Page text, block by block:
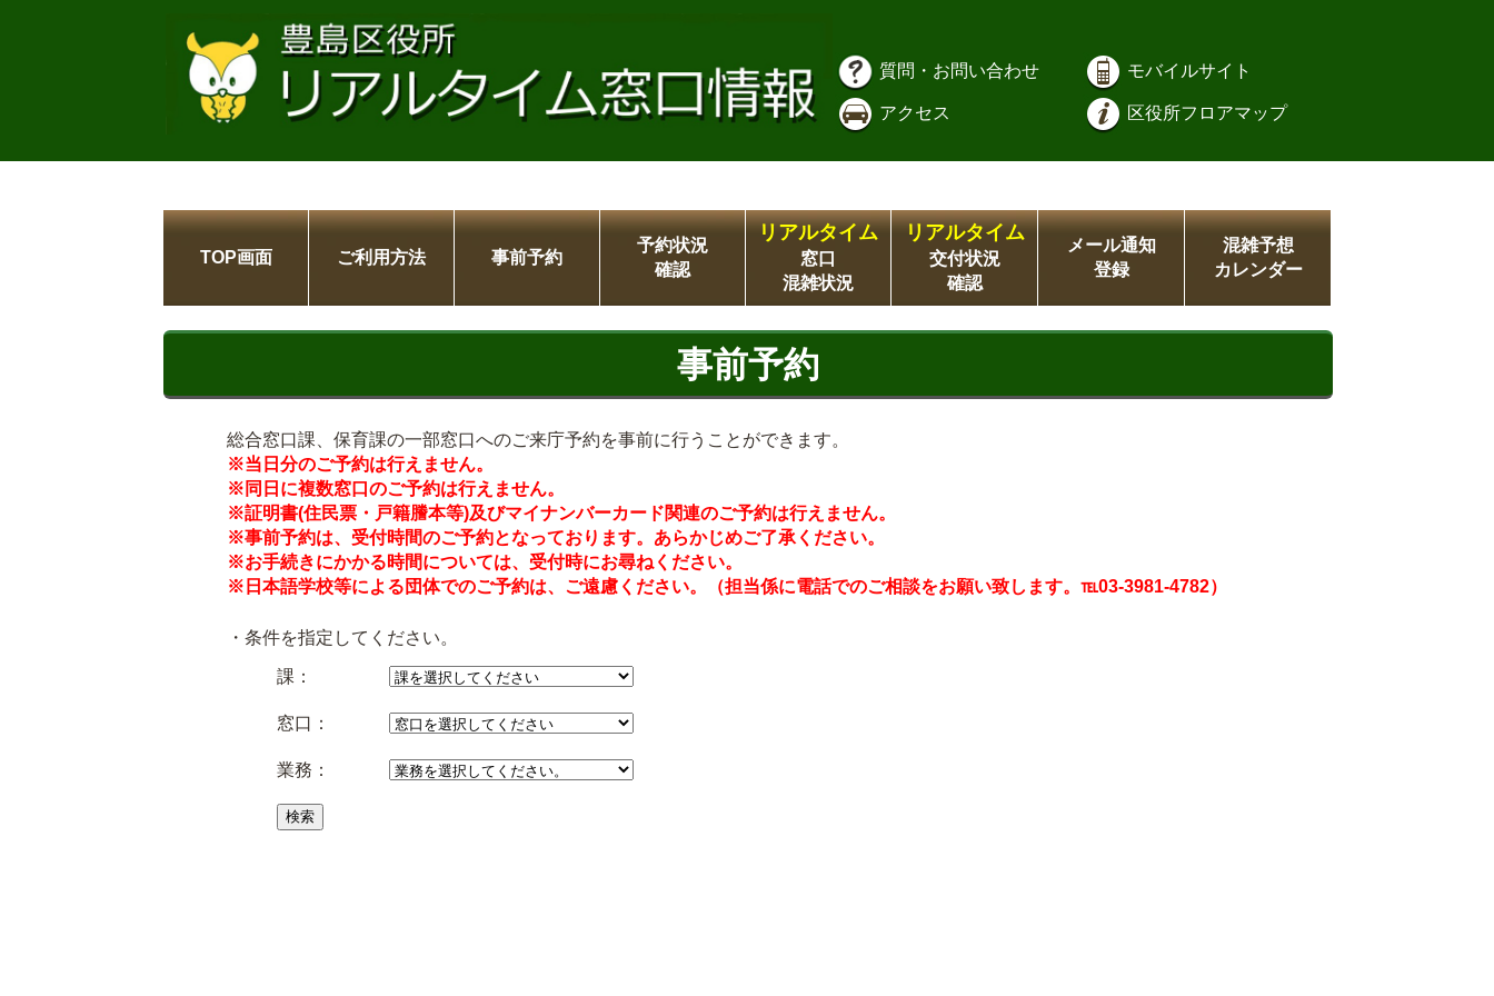
質問・お問い合わせ モバイルサイト
アクセス 区役所フロアマップ
TOP画面 ご利用方法 事前予約
予約状況
確認
リアルタイム
窓口
混雑状況
リアルタイム
交付状況
確認
メール通知
登録
混雑予想
カレンダー
事前予約
総合窓口課、保育課の一部窓口へのご来庁予約を事前に行うことができます。
※当日分のご予約は行えません。
※同日に複数窓口のご予約は行えません。
※証明書(住民票・戸籍謄本等)及びマイナンバーカード関連のご予約は行えません。
※事前予約は、受付時間のご予約となっております。あらかじめご了承ください。
※お手続きにかかる時間については、受付時にお尋ねください。
※日本語学校等による団体でのご予約は、ご遠慮ください。（担当係に電話でのご相談をお願い致します。℡03-3981-4782）
・条件を指定してください。
課：
窓口：
業務：